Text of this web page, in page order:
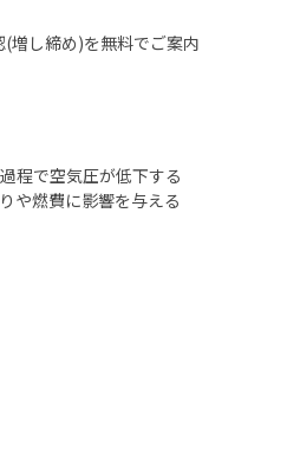
増し締め)を無料でご案内
程で空気圧が低下する
や燃費に影響を与える